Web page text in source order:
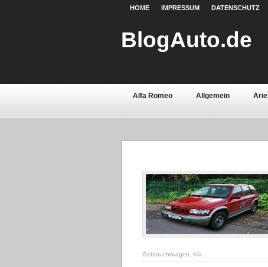
HOME IMPRESSUM DATENSCHUTZ
BlogAuto.de
Alfa Romeo Allgemein Ariel
Chevrolet Chrysler Citroën
Oldtimer Opel Peugeot
Saab Seat Sicherheit
Gebrauchtwagen Kia